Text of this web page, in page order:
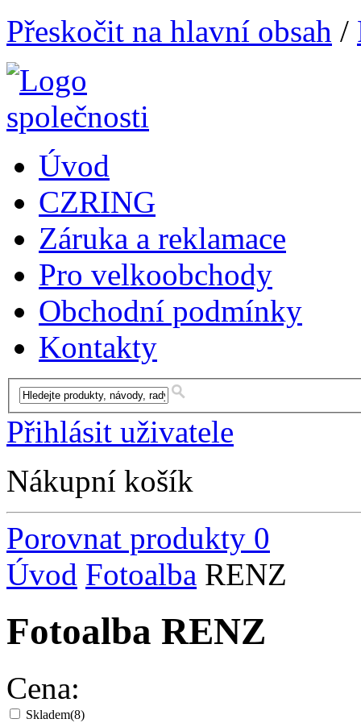
Přeskočit na hlavní obsah /
Úvod
CZRING
Záruka a reklamace
Pro velkoobchody
Obchodní podmínky
Kontakty
Přihlásit uživatele
Nákupní košík
Porovnat produkty 0
Úvod Fotoalba RENZ
Fotoalba RENZ
Cena:
Skladem(8)